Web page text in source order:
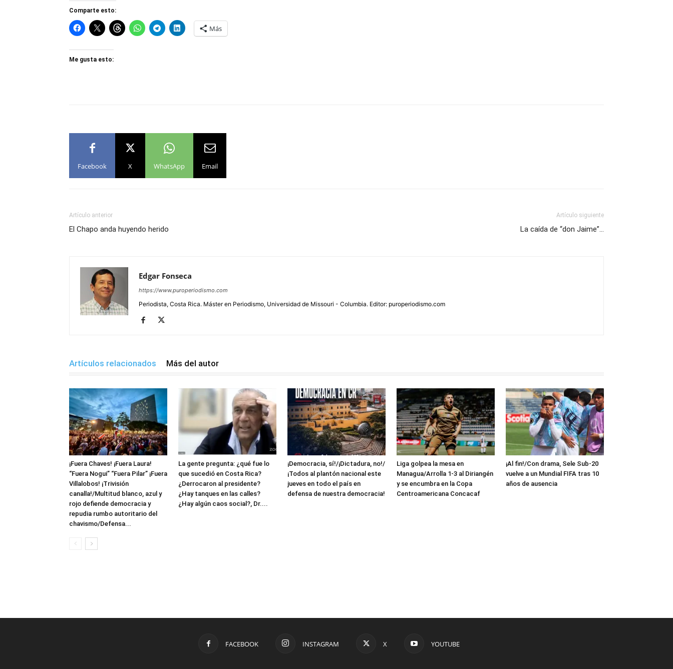
Comparte esto:
Más
Me gusta esto:
Facebook X WhatsApp Email
Artículo anterior
El Chapo anda huyendo herido
Artículo siguiente
La caída de “don Jaime”…
Edgar Fonseca
https://www.puroperiodismo.com
Periodista, Costa Rica. Máster en Periodismo, Universidad de Missouri - Columbia. Editor: puroperiodismo.com
Artículos relacionados Más del autor
¡Fuera Chaves! ¡Fuera Laura!
“Fuera Nogui” “Fuera Pilar” ¡Fuera
Villalobos! ¡Trivisión
canalla!/Multitud blanco, azul y
rojo defiende democracia y
repudia rumbo autoritario del
chavismo/Defensa...
La gente pregunta: ¿qué fue lo
que sucedió en Costa Rica?
¿Derrocaron al presidente?
¿Hay tanques en las calles?
¿Hay algún caos social?, Dr....
¡Democracia, sí!/¡Dictadura, no!/
¡Todos al plantón nacional este
jueves en todo el país en
defensa de nuestra democracia!
Liga golpea la mesa en
Managua/Arrolla 1-3 al Diriangén
y se encumbra en la Copa
Centroamericana Concacaf
¡Al fin!/Con drama, Sele Sub-20
vuelve a un Mundial FIFA tras 10
años de ausencia
FACEBOOK INSTAGRAM X YOUTUBE